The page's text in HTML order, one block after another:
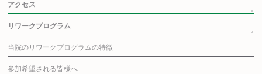
アクセス
リワークプログラム
当院のリワークプログラムの特徴
参加希望される皆様へ